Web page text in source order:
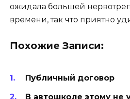
ожидала большей
времени, так что приятно
Похожие Записи:
Публичный договор
В автошколе этому не